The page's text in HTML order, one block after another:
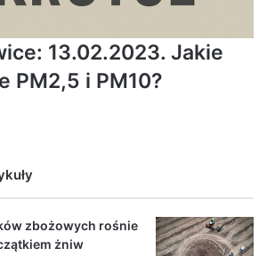
13.02.2023. Jakie
PM2,5 i PM10?
zbożowych rośnie
żniw